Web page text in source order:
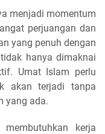
menjadi momentum
perjuangan dan
yang penuh dengan
hanya dimaknai
Umat Islam perlu
akan terjadi tanpa
yang ada.
kerja